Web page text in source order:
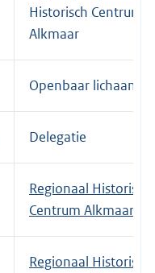
Historisch Centrum
Alkmaar
Openbaar lichaam
Delegatie
Regionaal Historisch
Centrum Alkmaar
Regionaal Historisch